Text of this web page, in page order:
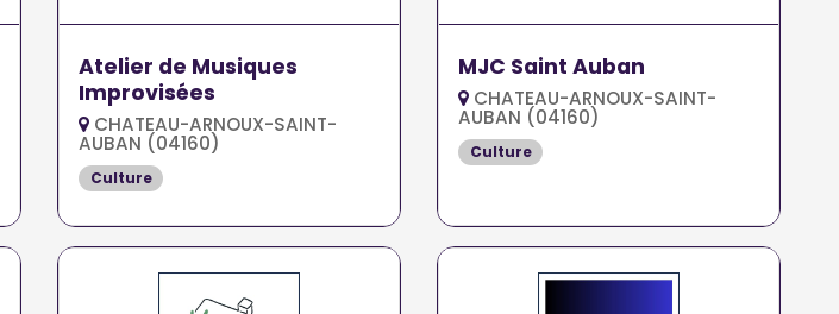
Atelier de Musiques
Improvisées
CHATEAU-ARNOUX-SAINT-
AUBAN (04160)
Culture
MJC Saint Auban
CHATEAU-ARNOUX-SAINT-
AUBAN (04160)
Culture